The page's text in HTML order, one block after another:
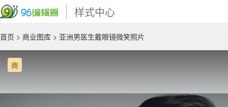
样式中心
首页 > 商业图库 > 亚洲男医生戴眼镜微笑照片
商